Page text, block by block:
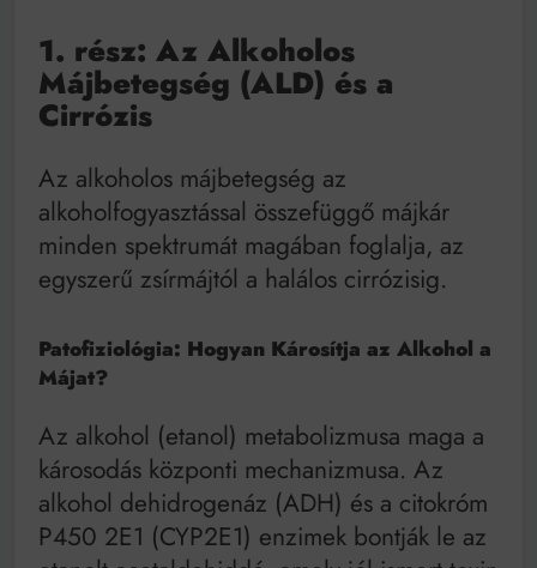
1. rész: Az Alkoholos
Májbetegség (ALD) és a
Cirrózis
Az alkoholos májbetegség az
alkoholfogyasztással összefüggő májkár
minden spektrumát magában foglalja, az
egyszerű zsírmájtól a halálos cirrózisig.
Patofiziológia: Hogyan Károsítja az Alkohol a
Májat?
Az alkohol (etanol) metabolizmusa maga a
károsodás központi mechanizmusa. Az
alkohol dehidrogenáz (ADH) és a citokróm
P450 2E1 (CYP2E1) enzimek bontják le az